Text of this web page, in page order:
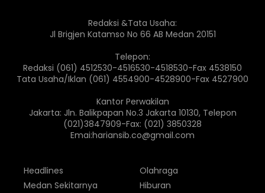
Redaksi &Tata Usaha:
Jl Brigjen Katamso No 66 AB Medan 20151
Telepon:
Redaksi (061) 4512530-4516530-4518530-Fax 4538150
Tata Usaha/Iklan (061) 4554900-4528900-Fax 4527900
Kantor Perwakilan
Jakarta: Jln. Balikpapan No.3 Jakarta 10130, Telepon
(021)3847909-Fax: (021) 3850328
Emai:hariansib.co@gmail.com
Headlines
Medan Sekitarnya
Olahraga
Hiburan